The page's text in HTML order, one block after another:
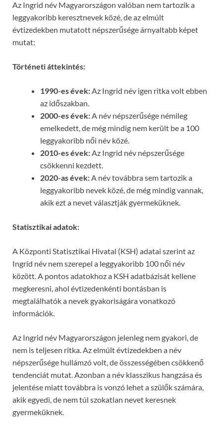
Az Ingrid név Magyarországon valóban nem tartozik a
leggyakoribb keresztnevek közé, de az elmúlt
évtizedekben mutatott népszerűsége árnyaltabb képet
mutat:
Történeti áttekintés:
1990-es évek: Az Ingrid név igen ritka volt ebben
az időszakban.
2000-es évek: A név népszerűsége némileg
emelkedett, de még mindig nem került be a 100
leggyakoribb női név közé.
2010-es évek: Az Ingrid név népszerűsége
csökkenni kezdett.
2020-as évek: A név továbbra sem tartozik a
leggyakoribb nevek közé, de még mindig vannak,
akik ezt a nevet választják gyermeküknek.
Statisztikai adatok:
A Központi Statisztikai Hivatal (KSH) adatai szerint az
Ingrid név nem szerepel a leggyakoribb 100 női név
között. A pontos adatokhoz a KSH adatbázisát kellene
megkeresni, ahol évtizedenkénti bontásban is
megtalálhatók a nevek gyakoriságára vonatkozó
információk.
Az Ingrid név Magyarországon jelenleg nem gyakori, de
nem is teljesen ritka. Az elmúlt évtizedekben a név
népszerűsége hullámzó volt, de összességében csökkenő
tendenciát mutat. Azonban a név klasszikus hangzása és
jelentése miatt továbbra is vonzó lehet a szülők számára,
akik egyedi, de nem túl szokatlan nevet keresnek
gyermeküknek.